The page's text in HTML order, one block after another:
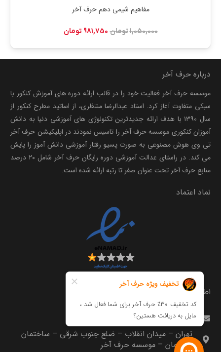
مفاهیم شیمی دهم حرف آخر
1,050,000تومان
قیمت
981,750 تومان
درباره حرف آخر
موسسه حرف آخر فعالیت خود را در قالب ارائه دوره های آموزش کنکور با
سبکی متفاوت آغاز کرد. استاد عبدالرضا منتظری، از اساتید مطرح کنکور از
سال ۱۳۹۰ با هدف ارائه جدیدترین تکنولوژی های آموزشی دنیا به دانش
آموزان کنکوری موسسه حرف آخر را تاسیس نمودند در اپلیکیشن حرف آخر
تی وی هوش مصنوعی به صورت پسیو رفتار آموزشی دانش آموز را پایش
می کند. در راستای عدالت آموزشی دوره رایگان حرف آخر شامل ۲۰ درصد
منابع حرف آخر تحت عنوان صفر تا رتبه ارائه شده است.
نماد اعتماد
اطلاعات تماس
info@harfeakhar.com
تهران – میدان انقلاب – ضلع جنوب شرقی – ساختمان
مترجمان – موسسه حرف آخر